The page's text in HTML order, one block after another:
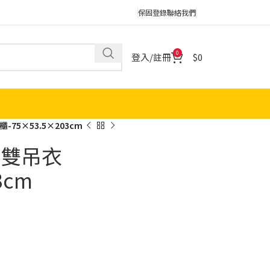
保固登錄聯絡我們
登入/註冊 0 0
櫃-75×53.5×203cm
吊衣